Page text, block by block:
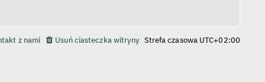
Strefa czasowa UTC+02:00
Usuń ciasteczka witryny
z nami